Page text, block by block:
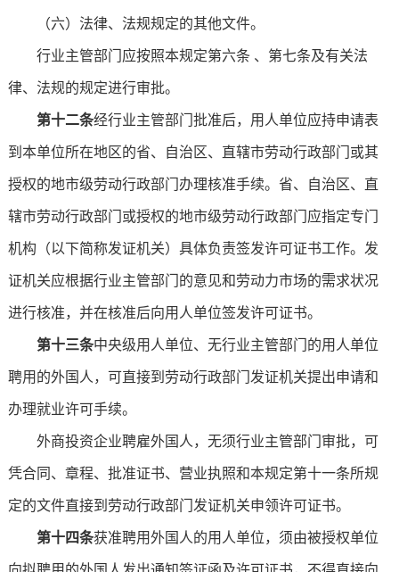
（六）法律、法规规定的其他文件。
行业主管部门应按照本规定第六条 、第七条及有关法
律、法规的规定进行审批。
第十二条经行业主管部门批准后，用人单位应持申请表
到本单位所在地区的省、自治区、直辖市劳动行政部门或其
授权的地市级劳动行政部门办理核准手续。省、自治区、直
辖市劳动行政部门或授权的地市级劳动行政部门应指定专门
机构（以下简称发证机关）具体负责签发许可证书工作。发
证机关应根据行业主管部门的意见和劳动力市场的需求状况
进行核准，并在核准后向用人单位签发许可证书。
第十三条中央级用人单位、无行业主管部门的用人单位
聘用的外国人，可直接到劳动行政部门发证机关提出申请和
办理就业许可手续。
外商投资企业聘雇外国人，无须行业主管部门审批，可
凭合同、章程、批准证书、营业执照和本规定第十一条所规
定的文件直接到劳动行政部门发证机关申领许可证书。
第十四条获准聘用外国人的用人单位，须由被授权单位